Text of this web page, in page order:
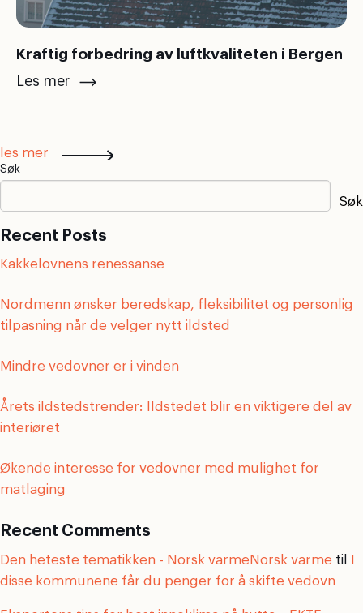
Kraftig forbedring av luftkvaliteten i Bergen
Les mer
les mer
Søk
Søk
Recent Posts
Kakkelovnens renessanse
Nordmenn ønsker beredskap, fleksibilitet og personlig
tilpasning når de velger nytt ildsted
Mindre vedovner er i vinden
Årets ildstedstrender: Ildstedet blir en viktigere del av
interiøret
Økende interesse for vedovner med mulighet for
matlaging
Recent Comments
Den heteste tematikken - Norsk varmeNorsk varme til
disse kommunene får du penger for å skifte vedovn